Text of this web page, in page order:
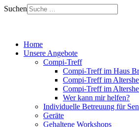
Suchen
Home
Unsere Angebote
Compi-Treff
Compi-Treff im Haus
Compi-Treff im
Compi-Treff im
Wer kann mir helfen?
Individuelle Betreuung für
Geräte
Gehaltene Workshops